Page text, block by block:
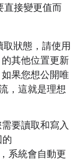
直接變更值而
取狀態，請使用
的其他位置更新
果您想公開唯
，這就是理想
需要讀取和寫入
，系統會自動更